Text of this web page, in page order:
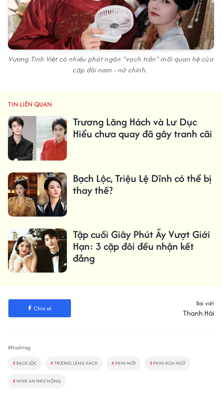
Vương Tinh Việt có nhiều phát ngôn "vạch trần" mối quan hệ của
cặp đôi nam - nữ chính.
TIN LIÊN QUAN
Trương Lăng Hách và Lư Dục
Hiểu chưa quay đã gây tranh cãi
Bạch Lộc, Triệu Lệ Dĩnh có thể bị
thay thế?
Tập cuối Giây Phút Ấy Vượt Giới
Hạn: 3 cặp đôi đều nhận kết
đắng
Chia sẻ
Bài viết
Thanh Hải
#Hashtag
# BẠCH LỘC #TRƯƠNG LĂNG HÁCH # PHIM MỚI # PHIM HOA NGỮ
# NINH AN NHƯ MỘNG